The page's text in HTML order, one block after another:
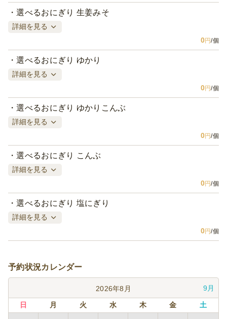
選べるおにぎり 生姜みそ
詳細を見る
0円/個
選べるおにぎり ゆかり
詳細を見る
0円/個
選べるおにぎり ゆかりこんぶ
詳細を見る
0円/個
選べるおにぎり こんぶ
詳細を見る
0円/個
選べるおにぎり 塩にぎり
詳細を見る
0円/個
予約状況カレンダー
2026年8月 9月
日 月 火 水 木 金 土